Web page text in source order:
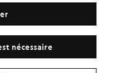
look
pièces raffinées, conçues
nécessaire